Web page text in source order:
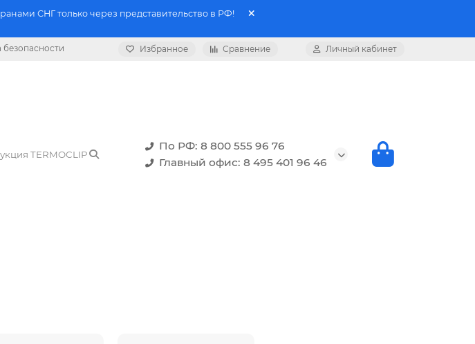
СНГ только через представительство в РФ!
безопасности Избранное Сравнение Личный кабинет
По РФ: 8 800 555 96 76
Главный офис: 8 495 401 96 46